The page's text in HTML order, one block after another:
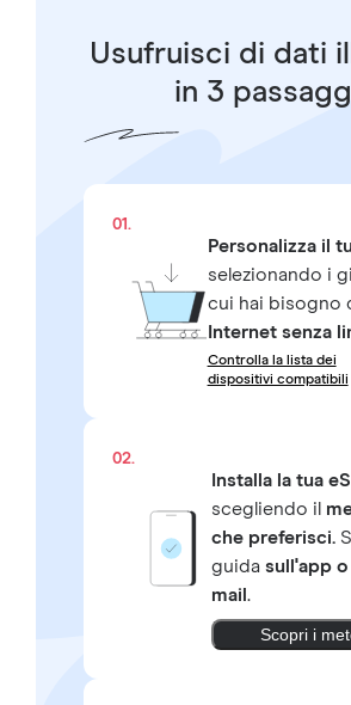
Usufruisci di dati
in 3
01.
Personalizza il
selezionando i
cui hai bisogno
Internet senza
Controlla la lista dei
dispositivi compatibili
02.
Installa la tua
scegliendo il
che preferisci.
guida sull'app
mail .
Scopri i